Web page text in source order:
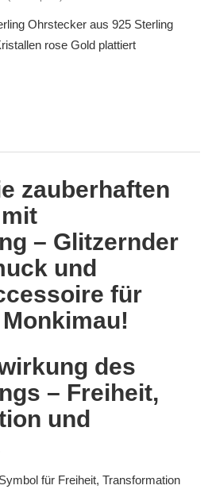
Ohrstecker aus 925 Sterling
rose Gold plattiert
zauberhaften
– Glitzernder
und
für
des
– Freiheit,
und
für Freiheit, Transformation